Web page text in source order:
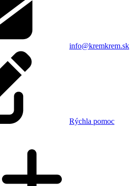
info@kremkrem.sk
Rýchla pomoc